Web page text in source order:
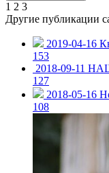
1 2 3
Другие публикации
2019-04-16
153
2018-09-11
127
2018-05-16
108